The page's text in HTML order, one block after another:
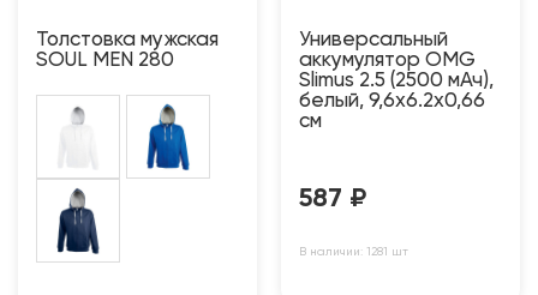
Толстовка мужская
SOUL MEN 280
Универсальный
аккумулятор OMG
Slimus 2.5 (2500 мАч),
белый, 9,6х6.2х0,66
см
587 ₽
В наличии: 1281 шт